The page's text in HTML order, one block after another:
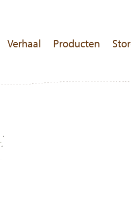
Verhaal Producten